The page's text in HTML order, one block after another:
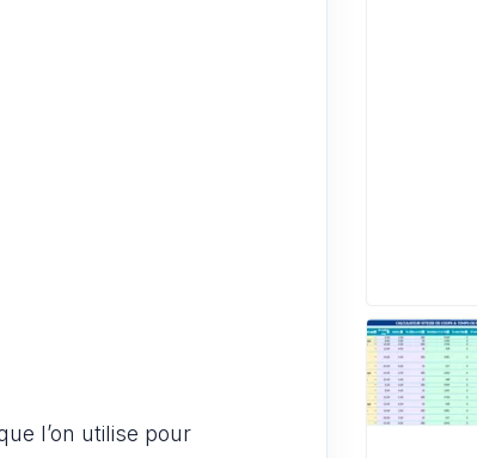
l’on utilise pour